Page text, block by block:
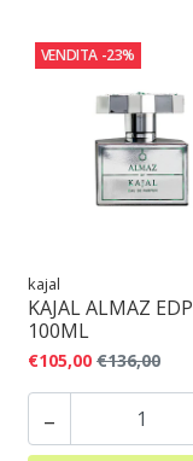
VENDITA -23%
kajal
KAJAL ALMAZ EDP
100ML
€105,00 €136,00
-